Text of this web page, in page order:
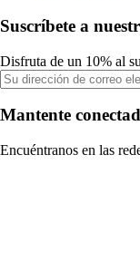
Suscríbete a
Disfruta de un 10% al
Mantente
Encuéntranos en las